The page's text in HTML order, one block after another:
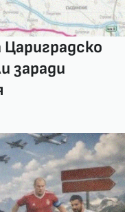
заради